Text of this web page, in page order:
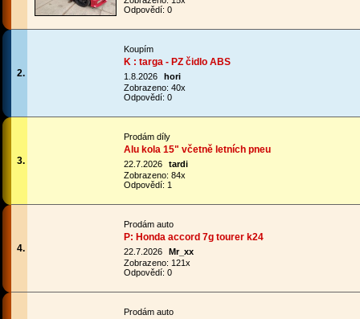
Odpovědí: 0
2.
Koupím
K : targa - PZ čidlo ABS
1.8.2026
hori
Zobrazeno: 40x
Odpovědí: 0
3.
Prodám díly
Alu kola 15" včetně letních pneu
22.7.2026
tardi
Zobrazeno: 84x
Odpovědí: 1
4.
Prodám auto
P: Honda accord 7g tourer k24
22.7.2026
Mr_xx
Zobrazeno: 121x
Odpovědí: 0
Prodám auto